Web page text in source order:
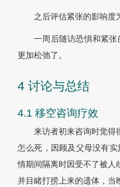
之后评估紧张的影响度
一周后随访恐惧和紧
更加松弛了。
4 讨论与总结
4.1 移空咨询疗效
来访者初来咨询时觉得
怎么死，因顾及父母没有
情期间隔离时因受不了被人
并目睹打捞上来的遗体，当